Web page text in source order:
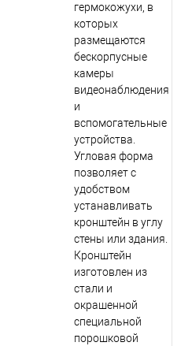
гермокожухи, в
которых
размещаются
бескорпусные
камеры
видеонаблюдения
и
вспомогательные
устройства.
Угловая форма
позволяет с
удобством
устанавливать
кронштейн в углу
стены или здания.
Кронштейн
изготовлен из
стали и
окрашенной
специальной
порошковой